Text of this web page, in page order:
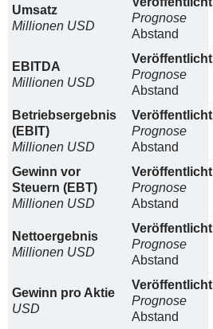
Umsatz
Millionen USD
Prognose
Abstand
EBITDA
Millionen USD
Veröffentlicht
Prognose
Abstand
Betriebsergebnis
(EBIT)
Millionen USD
Veröffentlicht
Prognose
Abstand
Gewinn vor
Steuern (EBT)
Millionen USD
Veröffentlicht
Prognose
Abstand
Nettoergebnis
Millionen USD
Veröffentlicht
Prognose
Abstand
Gewinn pro Aktie
USD
Veröffentlicht
Prognose
Abstand